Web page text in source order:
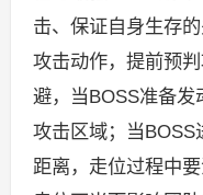
击、保证自身生存
攻击动作，提前预
避，当BOSS准备
攻击区域；当
距离，走位过程中